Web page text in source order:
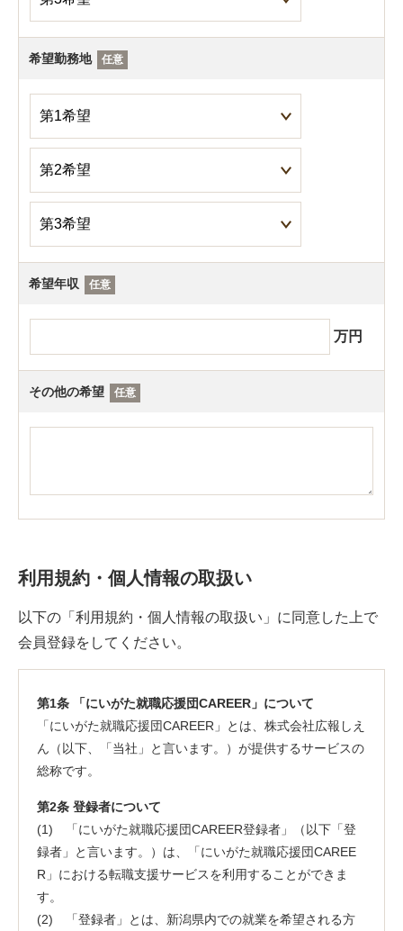
希望勤務地 任意
希望年収 任意
万円
その他の希望 任意
利用規約・個人情報の取扱い
以下の「利用規約・個人情報の取扱い」に同意した上で
会員登録をしてください。
第1条 「にいがた就職応援団CAREER」について
「にいがた就職応援団CAREER」とは、株式会社広報しえ
ん（以下、「当社」と言います。）が提供するサービスの
総称です。
第2条 登録者について
(1) 「にいがた就職応援団CAREER登録者」（以下「登
録者」と言います。）は、「にいがた就職応援団CAREE
R」における転職支援サービスを利用することができま
す。
(2) 「登録者」とは、新潟県内での就業を希望される方